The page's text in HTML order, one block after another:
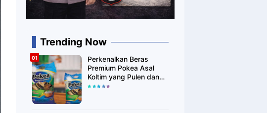
Trending Now
Perkenalkan Beras
Premium Pokea Asal
Koltim yang Pulen dan
Putih Alami